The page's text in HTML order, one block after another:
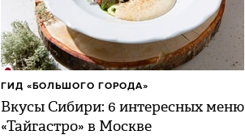
Вкусы Сибири: 6 интересных меню
«Тайгастро» в Москве
ГИД «БОЛЬШОГО ГОРОДА»